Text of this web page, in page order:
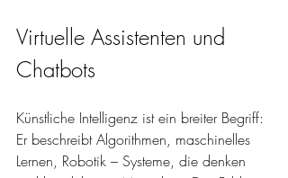
Virtuelle Assistenten und
Chatbots
Künstliche Intelligenz ist ein breiter Begriff:
Er beschreibt Algorithmen, maschinelles
Lernen, Robotik – Systeme, die denken